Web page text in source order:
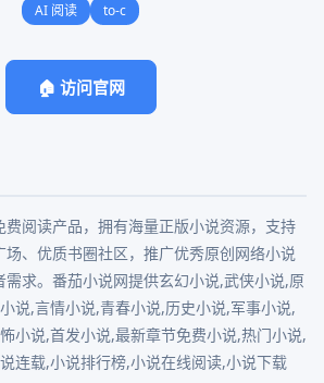
AI 阅读 to-c
🏠 访问官网
阅读产品，拥有海量正版小说资源，支持
场、优质书圈社区，推广优秀原创网络小说
求。番茄小说网提供玄幻小说,武侠小说,原
说,言情小说,青春小说,历史小说,军事小说,
小说,首发小说,最新章节免费小说,热门小说,
连载,小说排行榜,小说在线阅读,小说下载